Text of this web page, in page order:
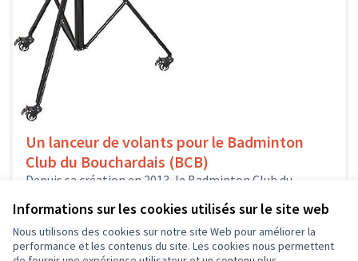
Informations sur les cookies utilisés sur le site web
Nous utilisons des cookies sur notre site Web pour améliorer la
performance et les contenus du site. Les cookies nous permettent
Un lanceur de volants pour le Badminton
Club du Bouchardais (BCB)
Depuis sa création en 2013, le Badminton Club du
Badminton et propose...
Sport L'île-Bouchard